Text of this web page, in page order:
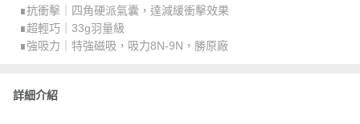
∎抗衝擊｜四角硬派氣囊，達減緩衝擊效果
∎超輕巧｜33g羽量級
∎強吸力｜特強磁吸，吸力8N-9N，勝原廠
詳細介紹